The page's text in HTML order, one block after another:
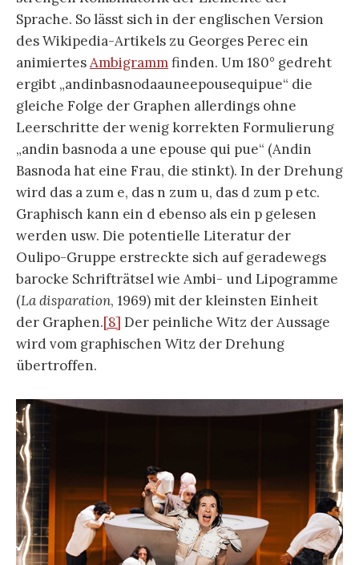
Sprache. So lässt sich in der englischen Version
des Wikipedia-Artikels zu Georges Perec ein
animiertesAmbigrammfinden. Um 180° gedreht
ergibt „andinbasnodaauneepousequipue“ die
gleiche Folge der Graphen allerdings ohne
Leerschritte der wenig korrekten Formulierung
„andin basnoda a une epouse qui pue“ (Andin
Basnoda hat eine Frau, die stinkt). In der Drehung
wird das a zum e, das n zum u, das d zum p etc.
Graphisch kann ein d ebenso als ein p gelesen
werden usw. Die potentielle Literatur der
Oulipo-Gruppe erstreckte sich auf geradewegs
barocke Schrifträtsel wie Ambi- und Lipogramme
(La disparation, 1969) mit der kleinsten Einheit
der Graphen.[8] Der peinliche Witz der Aussage
wird vom graphischen Witz der Drehung
übertroffen.